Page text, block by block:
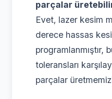
parçalar
Evet, lazer kesim
derece hassas
programlanmıştır,
toleransları
parçalar